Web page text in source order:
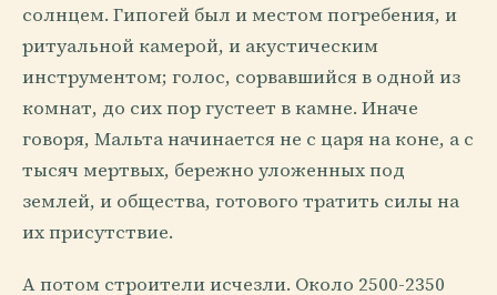
солнцем. Гипогей был и местом погребения, и
ритуальной камерой, и акустическим
инструментом; голос, сорвавшийся в одной из
комнат, до сих пор густеет в камне. Иначе
говоря, Мальта начинается не с царя на коне, а с
тысяч мертвых, бережно уложенных под
землей, и общества, готового тратить силы на
их присутствие.
А потом строители исчезли. Около 2500-2350